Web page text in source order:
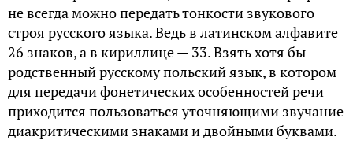
не всегда можно передать тонкости звукового
строя русского языка. Ведь в латинском алфавите
26 знаков, а в кириллице — 33. Взять хотя бы
родственный русскому польский язык, в котором
для передачи фонетических особенностей речи
приходится пользоваться уточняющими звучание
диакритическими знаками и двойными буквами.